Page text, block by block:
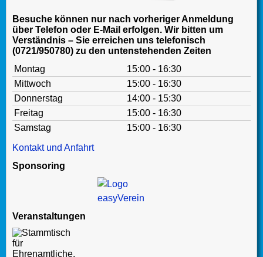
Besuche können nur nach vorheriger Anmeldung
über Telefon oder E-Mail erfolgen. Wir bitten um
Verständnis – Sie erreichen uns telefonisch
(0721/950780) zu den untenstehenden Zeiten
Montag
15:00 - 16:30
Mittwoch
15:00 - 16:30
Donnerstag
14:00 - 15:30
Freitag
15:00 - 16:30
Samstag
15:00 - 16:30
Kontakt und Anfahrt
Sponsoring
Veranstaltungen